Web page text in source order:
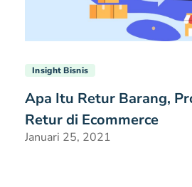
Insight Bisnis
Apa Itu Retur Barang,
Retur di Ecommerce
Januari 25, 2021